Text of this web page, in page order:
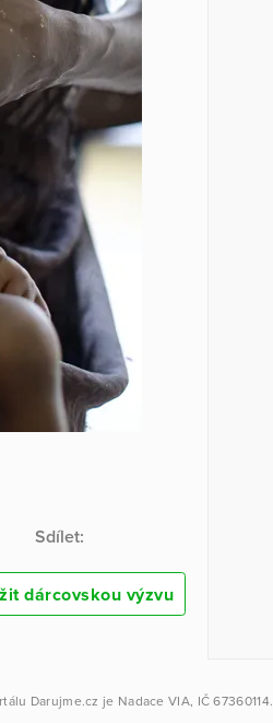
Sdílet:
dárcovskou výzvu
Darujme.cz je Nadace VIA, IČ 67360114.